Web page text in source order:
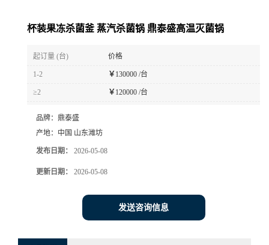
杯装果冻杀菌釜 蒸汽杀菌锅 鼎泰盛高温灭菌锅
起订量 (台) 价格
1-2 ￥ 130000 /台
≥2 ￥ 120000 /台
品牌： 鼎泰盛
产地： 中国 山东潍坊
发布日期： 2026-05-08
更新日期： 2026-05-08
发送咨询信息